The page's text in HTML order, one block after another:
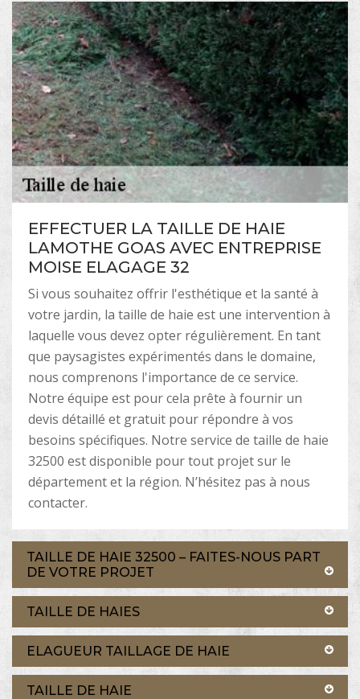
EFFECTUER LA TAILLE DE HAIE
LAMOTHE GOAS AVEC ENTREPRISE
MOISE ELAGAGE 32
Si vous souhaitez offrir l'esthétique et la santé à
votre jardin, la taille de haie est une intervention à
laquelle vous devez opter régulièrement. En tant
que paysagistes expérimentés dans le domaine,
nous comprenons l'importance de ce service.
Notre équipe est pour cela prête à fournir un
devis détaillé et gratuit pour répondre à vos
besoins spécifiques. Notre service de taille de haie
32500 est disponible pour tout projet sur le
département et la région. N’hésitez pas à nous
contacter.
TAILLE DE HAIE 32500 – FAITES-NOUS PART
DE VOTRE PROJET
TAILLE DE HAIES
ELAGUEUR TAILLAGE DE HAIE
TAILLE DE HAIE